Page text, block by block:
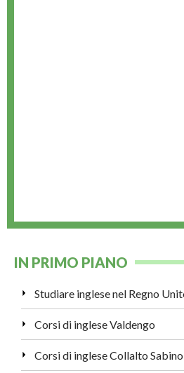
IN PRIMO PIANO
Studiare inglese nel Regno
Corsi di inglese Valdengo
Corsi di inglese Collalto Sabino